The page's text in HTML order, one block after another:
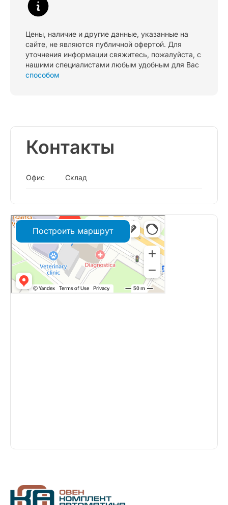
Цены, наличие и другие данные, указанные на
сайте, не являются публичной офертой. Для
уточнения информации свяжитесь, пожалуйста, с
нашими специалистами любым удобным для Вас
способом
Контакты
Офис Склад
Построить маршрут